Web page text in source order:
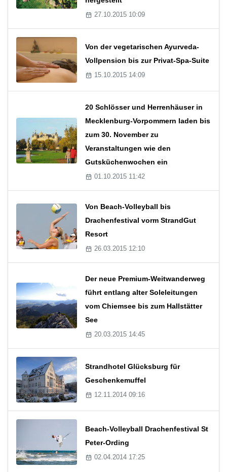
27.10.2015 10:09
Von der vegetarischen Ayurveda-
Vollpension bis zur Privat-Spa-Suite
15.10.2015 14:09
20 Schlösser und Herrenhäuser in
Mecklenburg-Vorpommern laden bis
zum 30. November zu
Veranstaltungen wie den
Gutsküchenwochen ein
01.10.2015 11:42
Von Beach-Volleyball bis
Drachenfestival vorm StrandGut
Resort
26.03.2015 12:10
Der neue Premium-Weitwanderweg
führt entlang alter Soleleitungen
vom Chiemsee bis zum Hallstätter
See
20.03.2015 14:45
Strandhotel Glücksburg für
Geschenkemuffel
12.11.2014 09:16
Beach-Volleyball Drachenfestival St
Peter-Ording
02.04.2014 17:25